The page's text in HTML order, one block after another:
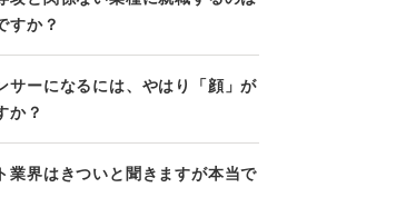
すか？
サーになるには、やはり「顔」が
か？
業界はきついと聞きますが本当で